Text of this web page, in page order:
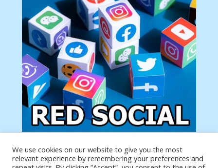
Tu anuncio va aquí
Podemos poner tu anuncio aquí con un link de tu
We use cookies on our website to give you the most
relevant experience by remembering your preferences and